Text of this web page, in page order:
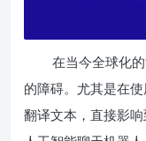
在当今全球化
的障碍。尤其是在
翻译文本，直接影